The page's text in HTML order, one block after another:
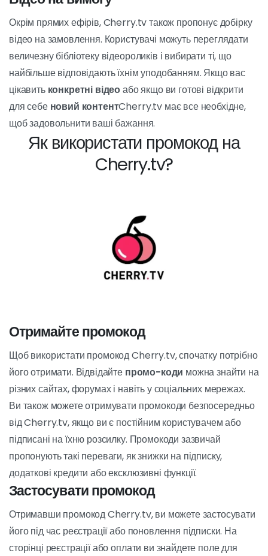
шоу. Також доступне відео на вимогу, що дозволяє
користувачам дивитися улюблені шоу в режимі
реального часу.улюблені відеов будь-який час.
Завдяки широкому розмаїттю контенту та зручному
інтерфейсу, Cherry.tv швидко став популярним місцем
длялюбителі розваг для дорослих.
Живі концерти
Однією з найпривабливіших особливостей Cherry.tv
можливість перегляду прямих трансляцій.
Користувачі можуть вибирати зі списку живих виконавців
виступам, на Cherry.tv знайдеться щось для кожного.
Відео на вимогу
Окрім прямих ефірів, Cherry.tv також пропонує добірку
відео на замовлення. Користувачі можуть переглядати
цікавитьконкретні відеоабо якщо ви готові відкрити
для себе
Cherry.tv має все необхідне,
щоб задовольнити ваші бажання.
Як використати промокод на
Cherry.tv?